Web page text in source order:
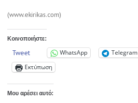
(www.ekirikas.com)
Κοινοποιήστε:
Tweet WhatsApp Telegram
Εκτύπωση
Μου αρέσει αυτό: